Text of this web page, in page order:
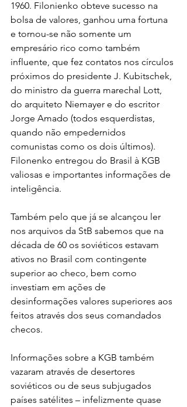
1960. Filonienko obteve sucesso na
bolsa de valores, ganhou uma fortuna
e tornou-se não somente um
empresário rico como também
influente, que fez contatos nos círculos
próximos do presidente J. Kubitschek,
do ministro da guerra marechal Lott,
do arquiteto Niemayer e do escritor
Jorge Amado (todos esquerdistas,
quando não empedernidos
comunistas como os dois últimos).
Filonenko entregou do Brasil à KGB
valiosas e importantes informações de
inteligência.
Também pelo que já se alcançou ler
nos arquivos da StB sabemos que na
década de 60 os soviéticos estavam
ativos no Brasil com contingente
superior ao checo, bem como
investiam em ações de
desinformações valores superiores aos
feitos através dos seus comandados
checos.
Informações sobre a KGB também
vazaram através de desertores
soviéticos ou de seus subjugados
países satélites – infelizmente quase